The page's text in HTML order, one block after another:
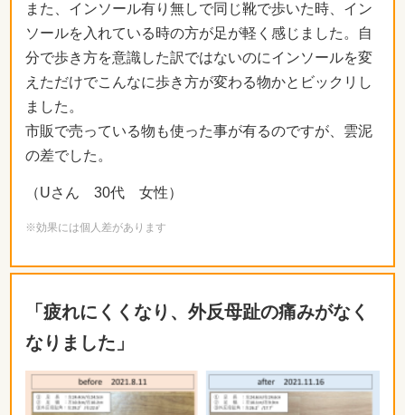
また、インソール有り無しで同じ靴で歩いた時、イン
ソールを入れている時の方が足が軽く感じました。自
分で歩き方を意識した訳ではないのにインソールを変
えただけでこんなに歩き方が変わる物かとビックリし
ました。
市販で売っている物も使った事が有るのですが、雲泥
の差でした。
（Uさん 30代 女性）
※効果には個人差があります
「疲れにくくなり、外反母趾の痛みがなく
なりました」